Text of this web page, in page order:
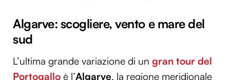
Algarve: scogliere, vento e mare del
sud
L’ultima grande variazione di un gran tour del
Portogallo è l’Algarve, la regione meridionale